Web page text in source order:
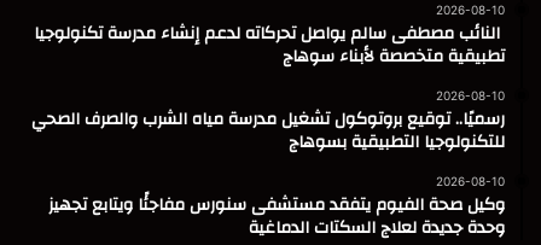
2026-08-10
النائب مصطفى سالم يواصل تحركاته لدعم إنشاء مدرسة تكنولوجيا
تطبيقية متخصصة لأبناء سوهاج
2026-08-10
رسميًا.. توقيع بروتوكول تشغيل مدرسة مياه الشرب والصرف الصحي
للتكنولوجيا التطبيقية بسوهاج
2026-08-10
وكيل صحة الفيوم يتفقد مستشفى سنورس مفاجئًا ويتابع تجهيز
وحدة جديدة لعلاج السكتات الدماغية